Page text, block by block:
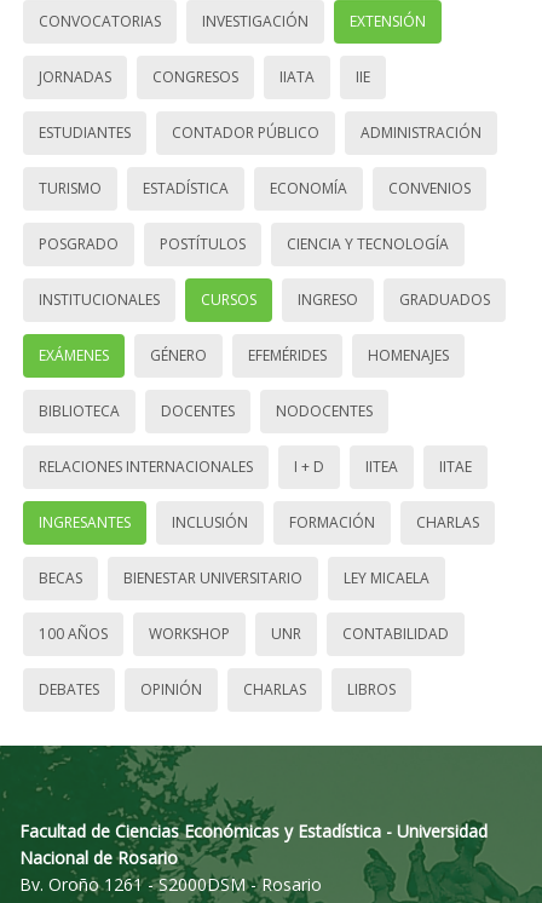
CONVOCATORIAS INVESTIGACIÓN EXTENSIÓN
JORNADAS CONGRESOS IIATA IIE
ESTUDIANTES CONTADOR PÚBLICO ADMINISTRACIÓN
TURISMO ESTADÍSTICA ECONOMÍA CONVENIOS
POSGRADO POSTÍTULOS CIENCIA Y TECNOLOGÍA
INSTITUCIONALES CURSOS INGRESO GRADUADOS
EXÁMENES GÉNERO EFEMÉRIDES HOMENAJES
BIBLIOTECA DOCENTES NODOCENTES
RELACIONES INTERNACIONALES I + D IITEA IITAE
INGRESANTES INCLUSIÓN FORMACIÓN CHARLAS
BECAS BIENESTAR UNIVERSITARIO LEY MICAELA
100 AÑOS WORKSHOP UNR CONTABILIDAD
DEBATES OPINIÓN CHARLAS LIBROS
Facultad de Ciencias Económicas y Estadística - Universidad
Nacional de Rosario
Bv. Oroño 1261 - S2000DSM - Rosario